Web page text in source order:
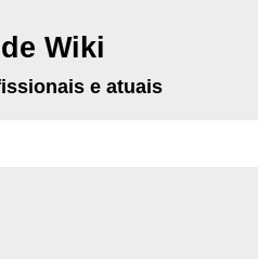
Wiki
e atuais